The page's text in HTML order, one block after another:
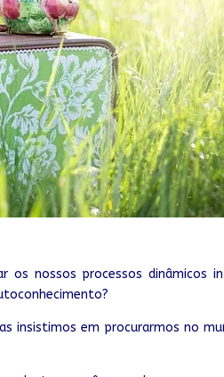
nossos processos dinâmicos
insistimos em procurarmos no